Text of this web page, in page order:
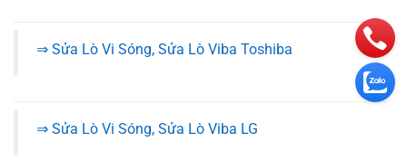
⇒ Sửa Lò Vi Sóng, Sửa Lò Viba Toshiba
⇒ Sửa Lò Vi Sóng, Sửa Lò Viba LG